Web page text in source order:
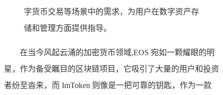
字货币交易等场景中的需求，为用户在数字资产存
储和管理方面提供指导。
在当今风起云涌的加密货币领域,EOS 宛如一颗耀眼的明
星，作为备受瞩目的区块链项目，它吸引了大量的用户和投资
者纷至沓来，而 ImToken 则像是一把可靠的钥匙，作为一款